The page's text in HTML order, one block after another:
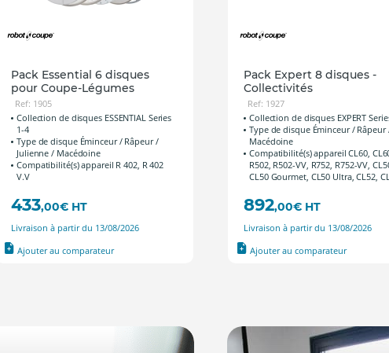
Pack Essential 6 disques
pour Coupe-Légumes
Ref: 1905
Collection de disques ESSENTIAL Series
1-4
Type de disque Éminceur / Râpeur /
Julienne / Macédoine
Compatibilité(s) appareil R 402, R 402
V.V
433,00€ HT
Livraison à partir du 13/08/2026
Ajouter au comparateur
Pack Expert 8 disques -
Collectivités
Ref: 1927
Collection de disques EXPERT
Type de disque Éminceur / Râpeur
Macédoine
Compatibilité(s) appareil CL60,
R502, R502-VV, R752, R752-VV,
CL50 Gourmet, CL50 Ultra, CL52,
892,00€ HT
Livraison à partir du 13/08/2026
Ajouter au comparateur